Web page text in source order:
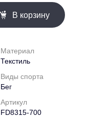
В корзину
Материал
Текстиль
Виды спорта
Бег
Артикул
FD8315-700